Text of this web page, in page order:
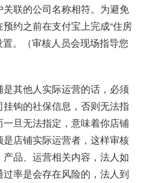
联的公司名称相符。为避免
约之前在支付宝上完成“住房
置。（审核人员会现场指导您
其他人实际运营的话，必须
钩的社保信息，否则无法指
旦无法指定，意味着你店铺
店铺实际运营者，这样审核
品、运营相关内容，法人如
率是会存在风险的，法人到